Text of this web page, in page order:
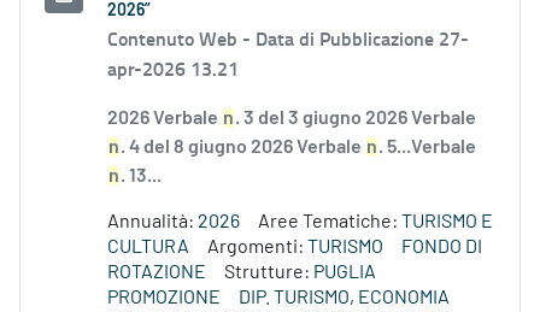
2026”
Contenuto Web - Data di Pubblicazione 27-
apr-2026 13.21
2026 Verbale n. 3 del 3 giugno 2026 Verbale
n. 4 del 8 giugno 2026 Verbale n. 5...Verbale
n. 13...
Annualità: 2026 Aree Tematiche: TURISMO E
CULTURA
Argomenti: TURISMO
FONDO DI
ROTAZIONE
Strutture: PUGLIA
PROMOZIONE
DIP. TURISMO, ECONOMIA